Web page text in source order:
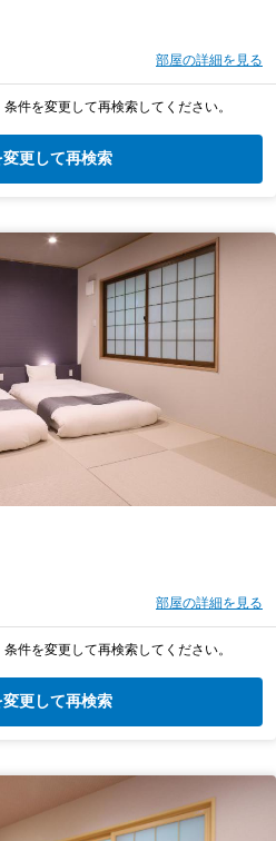
部屋の詳細を見る
件を変更して再検索してください。
更して再検索
部屋の詳細を見る
件を変更して再検索してください。
更して再検索